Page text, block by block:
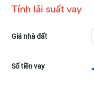
Tính lãi suất vay
Giá nhà đất
Số tiền vay